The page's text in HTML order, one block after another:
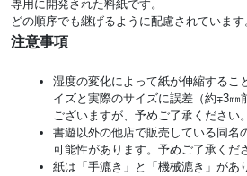
専用に開発された料紙です。
どの順序でも継げるように配慮されています
注意事項
湿度の変化によって紙が伸縮するこ
イズと実際のサイズに誤差（約∓3㎜
ございますが、予めご了承ください。
書遊以外の他店で販売している同名
可能性があります。予めご了承くだ
紙は「手漉き」と「機械漉き」があ